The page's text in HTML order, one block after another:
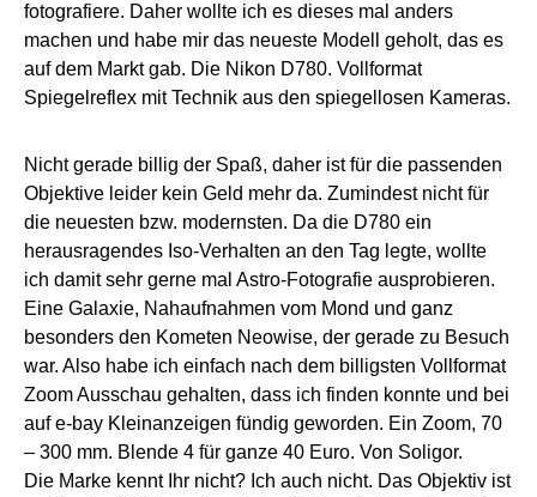
fotografiere. Daher wollte ich es dieses mal anders
machen und habe mir das neueste Modell geholt, das es
auf dem Markt gab. Die Nikon D780. Vollformat
Spiegelreflex mit Technik aus den spiegellosen Kameras.
Nicht gerade billig der Spaß, daher ist für die passenden
Objektive leider kein Geld mehr da. Zumindest nicht für
die neuesten bzw. modernsten. Da die D780 ein
herausragendes Iso-Verhalten an den Tag legte, wollte
ich damit sehr gerne mal Astro-Fotografie ausprobieren.
Eine Galaxie, Nahaufnahmen vom Mond und ganz
besonders den Kometen Neowise, der gerade zu Besuch
war. Also habe ich einfach nach dem billigsten Vollformat
Zoom Ausschau gehalten, dass ich finden konnte und bei
auf e-bay Kleinanzeigen fündig geworden. Ein Zoom, 70
– 300 mm. Blende 4 für ganze 40 Euro. Von Soligor.
Die Marke kennt Ihr nicht? Ich auch nicht. Das Objektiv ist